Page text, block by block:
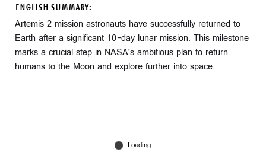
ENGLISH SUMMARY:
Artemis 2 mission astronauts have successfully returned to
Earth after a significant 10-day lunar mission. This milestone
marks a crucial step in NASA's ambitious plan to return
humans to the Moon and explore further into space.